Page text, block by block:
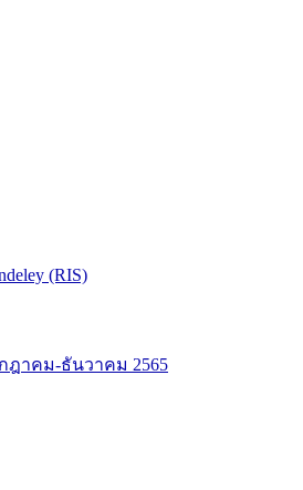
(RIS)
ฎาคม-ธันวาคม 2565